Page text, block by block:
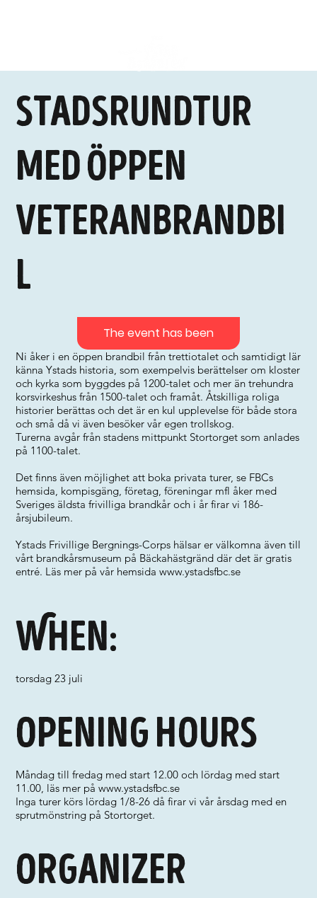
Stadsrundtur
med öppen
veteranbrandbi
l
Ni åker i en öppen brandbil från trettiotalet och samtidigt lär
känna Ystads historia, som exempelvis berättelser om kloster
och kyrka som byggdes på 1200-talet och mer än trehundra
korsvirkeshus från 1500-talet och framåt. Åtskilliga roliga
historier berättas och det är en kul upplevelse för både stora
och små då vi även besöker vår egen trollskog.
Turerna avgår från stadens mittpunkt Stortorget som anlades
på 1100-talet.
Det finns även möjlighet att boka privata turer, se FBCs
hemsida, kompisgäng, företag, föreningar mfl åker med
Sveriges äldsta frivilliga brandkår och i år firar vi 186-
årsjubileum.
Ystads Frivillige Bergnings-Corps hälsar er välkomna även till
vårt brandkårsmuseum på Bäckahästgränd där det är gratis
entré. Läs mer på vår hemsidawww.ystadsfbc.se
When:
torsdag 23 juli
Organizer
Opening hours
Måndag till fredag med start 12.00 och lördag med start
11.00, läs mer påwww.ystadsfbc.se
Inga turer körs lördag 1/8-26 då firar vi vår årsdag med en
sprutmönstring på Stortorget.
The event has been